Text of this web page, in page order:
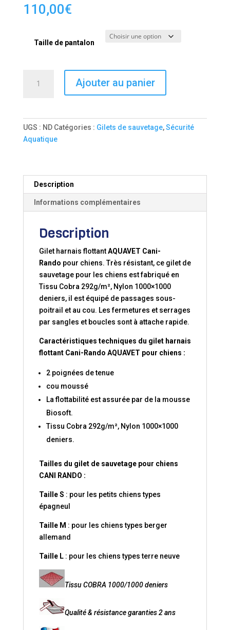
110,00€
Taille de pantalon
RANDO"
GILET
HARNAIS
CHIENS.
Ajouter au panier
UGS : ND Catégories : Gilets de sauvetage,Sécurité
Aquatique
Description
Informations complémentaires
Description
Gilet harnais flottantAQUAVET Cani-
Rando pour chiens. Très résistant, ce gilet de
sauvetage pour les chiens est fabriqué en
Tissu Cobra 292g/m², Nylon 1000×1000
deniers, il est équipé de passages sous-
poitrail et au cou. Les fermetures et serrages
par sangles et boucles sont à attache rapide.
Caractéristiques techniques du gilet harnais
flottant Cani-Rando AQUAVET pour chiens :
2 poignées de tenue
cou moussé
La flottabilité est assurée par de la mousse
Biosoft.
Tissu Cobra 292g/m², Nylon 1000×1000
deniers.
Tailles du gilet de sauvetage pour chiens
CANI RANDO :
Taille S : pour les petits chiens types
épagneul
Taille M : pour les chiens types berger
allemand
Taille L: pour les chiens types terre neuve
Tissu COBRA 1000/1000 deniers
Qualité & résistance garanties 2 ans